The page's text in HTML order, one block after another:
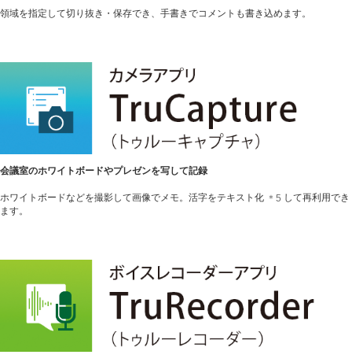
領域を指定して切り抜き・保存でき、手書きでコメントも書き込めます。
会議室のホワイトボードやプレゼンを写して記録
ホワイトボードなどを撮影して画像でメモ。活字をテキスト化 ＊5 して再利用でき
ます。